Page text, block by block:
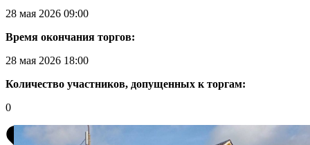
28 мая 2026 09:00
Время окончания торгов:
28 мая 2026 18:00
Количество участников, допущенных к торгам:
0